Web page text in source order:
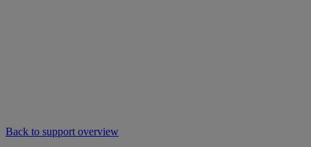
Back to support overview